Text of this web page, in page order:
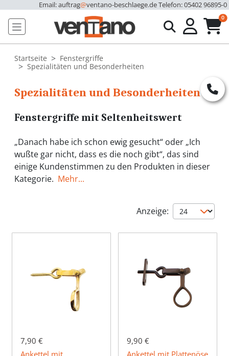
Email: auftrag@ventano-beschlaege.deTelefon: 05402 96895-0
0
Startseite
Fenstergriffe
Spezialitäten und Besonderheiten
Spezialitäten und Besonderheiten
Fenstergriffe mit Seltenheitswert
„Danach habe ich schon ewig gesucht“ oder „Ich
wußte gar nicht, dass es die noch gibt“, das sind
einige Kundenstimmen zu den Produkten in dieser
Kategorie. Mehr...
Anzeige:
7,90 €
Ankettel mit
9,90 €
Ankettel mit Plattenöse